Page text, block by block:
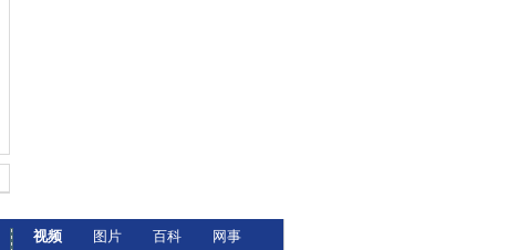
视频 图片 百科 网事